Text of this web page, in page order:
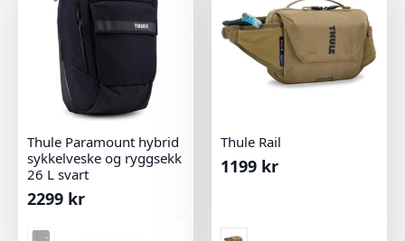
Thule Paramount hybrid
sykkelveske og ryggsekk
26 L svart
2299 kr
Thule Rail
1199 kr